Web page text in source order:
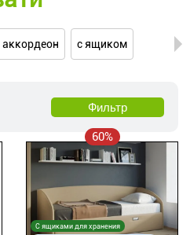
аккордеон с ящиком
Фильтр
60%
С ящиками для хранения